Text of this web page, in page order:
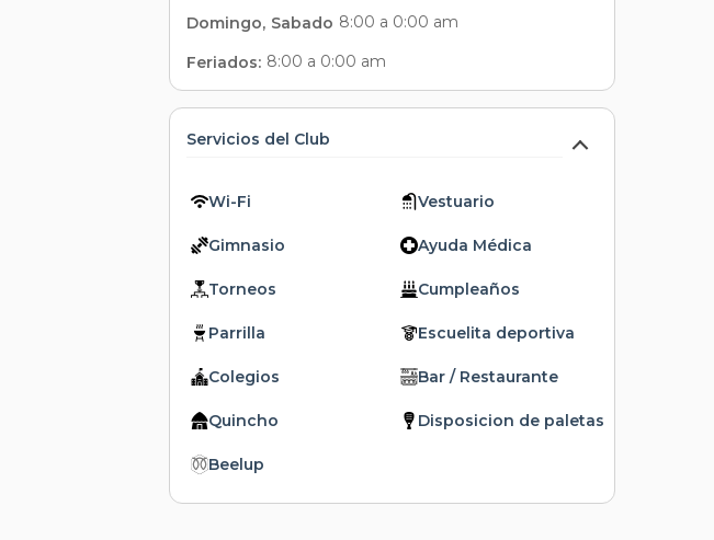
Domingo, Sabado 8:00 a 0:00 am
Feriados: 8:00 a 0:00 am
Servicios del Club
Wi-Fi Vestuario
Gimnasio Ayuda Médica
Torneos Cumpleaños
Parrilla Escuelita deportiva
Colegios Bar / Restaurante
Quincho Disposicion de paletas
Beelup